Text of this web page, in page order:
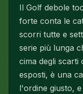
Il Golf debole
forte conta le
scorri tutte e
serie più lunga
cima degli
esposti, è una
l'ordine giusto,